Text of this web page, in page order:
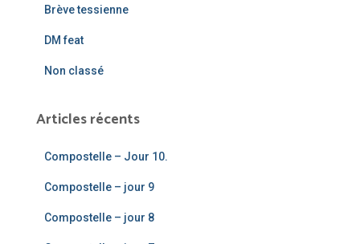
Brève tessienne
DM feat
Non classé
Articles récents
Compostelle – Jour 10.
Compostelle – jour 9
Compostelle – jour 8